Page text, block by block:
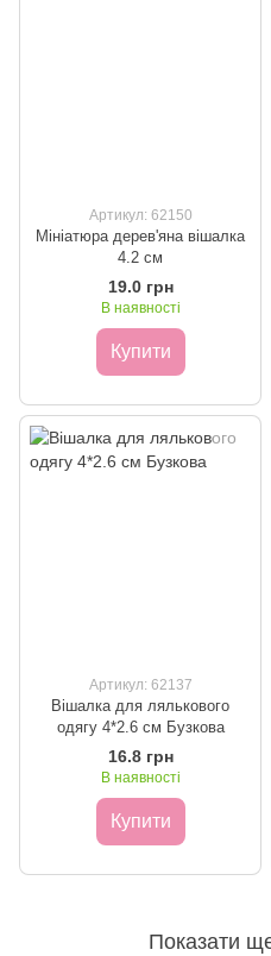
Артикул: 62150
Мініатюра дерев'яна вішалка
4.2 см
19.0 грн
В наявності
Купити
Артикул: 62137
Вішалка для лялькового
одягу 4*2.6 см Бузкова
16.8 грн
В наявності
Купити
Показати